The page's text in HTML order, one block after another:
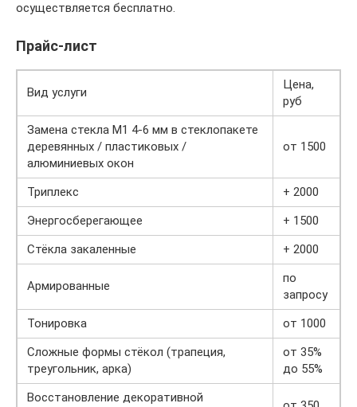
осуществляется бесплатно.
Прайс-лист
Вид услуги
Цена,
руб
Замена стекла М1 4-6 мм в стеклопакете
деревянных / пластиковых /
алюминиевых окон
от 1500
Триплекс
+ 2000
Энергосберегающее
+ 1500
Стёкла закаленные
+ 2000
Армированные
по
запросу
Тонировка
от 1000
Сложные формы стёкол (трапеция,
треугольник, арка)
от 35%
до 55%
Восстановление декоративной